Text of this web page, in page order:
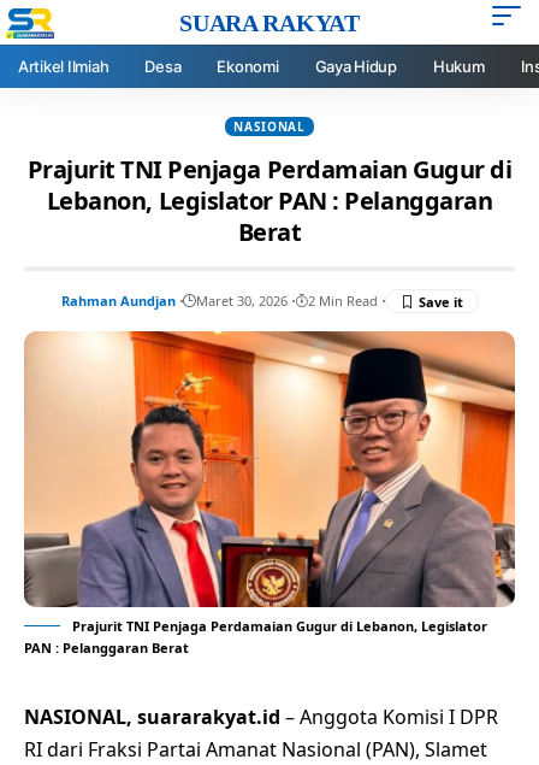
SUARA RAKYAT
Artikel Ilmiah Desa Ekonomi Gaya Hidup Hukum
NASIONAL
Prajurit TNI Penjaga Perdamaian Gugur di
Lebanon, Legislator PAN : Pelanggaran
Berat
Rahman Aundjan Maret 30, 2026 2 Min Read
Prajurit TNI Penjaga Perdamaian Gugur di Lebanon, Legislator
PAN : Pelanggaran Berat
NASIONAL, suararakyat.id – Anggota Komisi I DPR
RI dari Fraksi Partai Amanat Nasional (PAN), Slamet